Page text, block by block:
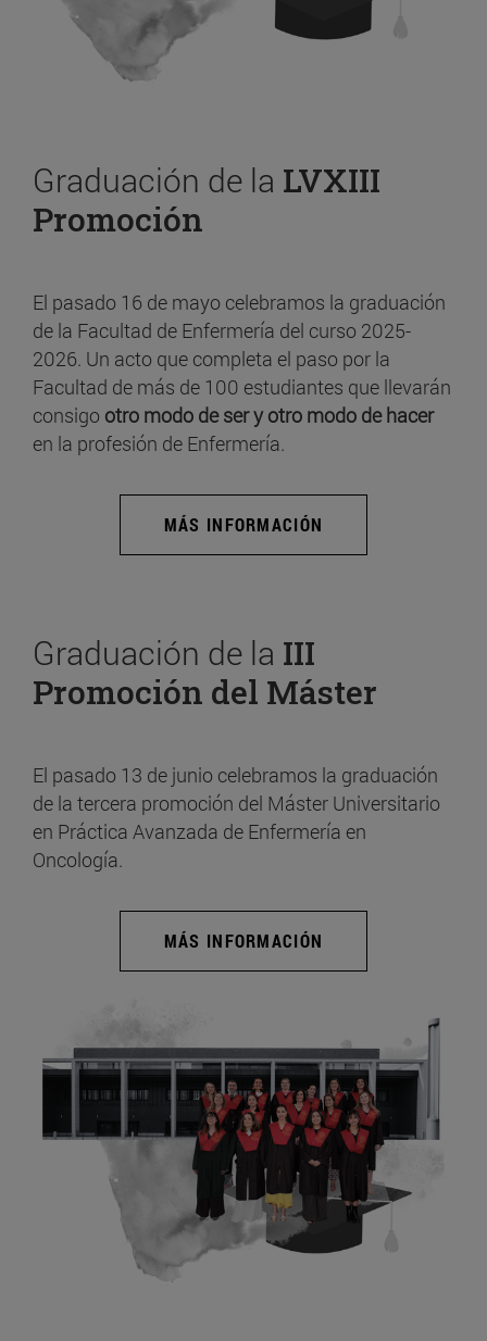
Graduación de la LVXIII
Promoción
El pasado 16 de mayo celebramos la graduación
de la Facultad de Enfermería del curso 2025-
2026. Un acto que completa el paso por la
Facultad de más de 100 estudiantes que llevarán
consigo otro modo de ser y otro modo de hacer
en la profesión de Enfermería.
MÁS INFORMACIÓN
Graduación de la III
Promoción del Máster
El pasado 13 de junio celebramos la graduación
de la tercera promoción del Máster Universitario
en Práctica Avanzada de Enfermería en
Oncología.
MÁS INFORMACIÓN